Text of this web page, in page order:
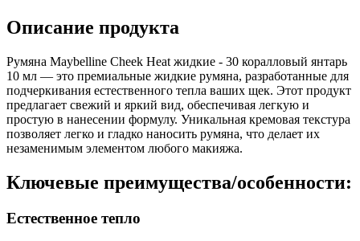
Описание продукта
Румяна Maybelline Cheek Heat жидкие - 30 коралловый янтарь
10 мл — это премиальные жидкие румяна, разработанные для
подчеркивания естественного тепла ваших щек. Этот продукт
предлагает свежий и яркий вид, обеспечивая легкую и
простую в нанесении формулу. Уникальная кремовая текстура
позволяет легко и гладко наносить румяна, что делает их
незаменимым элементом любого макияжа.
Ключевые преимущества/особенности:
Естественное тепло